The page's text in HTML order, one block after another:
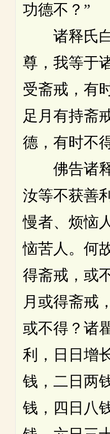
功德不？”
诸释氏白
尊，我等于
受斋戒，有
足月有持斋
德，有时不
佛告诸释
汝等不获善
慢者、烦恼
恼苦人。何
得斋戒，或
月或得斋戒
或不得？诸
利，日日增
钱，二日两
钱，四日八